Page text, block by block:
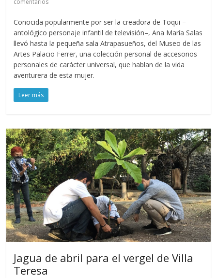
comentarios
Conocida popularmente por ser la creadora de Toqui –
antológico personaje infantil de televisión–, Ana María Salas
llevó hasta la pequeña sala Atrapasueños, del Museo de las
Artes Palacio Ferrer, una colección personal de accesorios
personales de carácter universal, que hablan de la vida
aventurera de esta mujer.
Leer más
Jagua de abril para el vergel de Villa
Teresa